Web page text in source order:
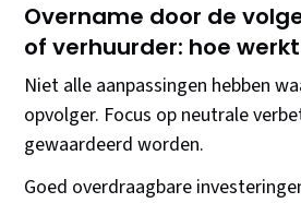
Overname door de
of verhuurder: hoe
Niet alle aanpassingen hebben
opvolger. Focus op neutrale
gewaardeerd worden.
Goed overdraagbare